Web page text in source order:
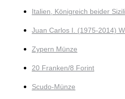
Italien, Königreich beider
Juan Carlos I. (1975-2014)
Zypern Münze
20 Franken/8 Forint
Scudo-Münze